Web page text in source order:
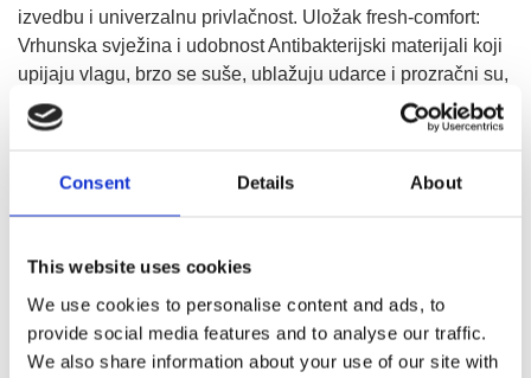
Consent Details About
This website uses cookies
We use cookies to personalise content and ads, to
provide social media features and to analyse our traffic.
We also share information about your use of our site with
izvedbu i univerzalnu privlačnost. Uložak fresh-comfort:
Vrhunska svježina i udobnost Antibakterijski materijali koji
upijaju vlagu, brzo se suše, ublažuju udarce i prozračni su,
osiguravaju svježinu, suhoću, udobnost i održivost pri
nošenju, smanjujući neugodne mirise i opterećenje te